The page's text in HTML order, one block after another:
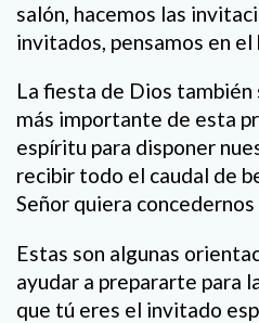
salón, hacemos las
invitados, pensamos en
La fiesta de Dios también
más importante de esta
espíritu para disponer
recibir todo el caudal de
Señor quiera
Estas son algunas
ayudar a prepararte para
que tú eres el invitado